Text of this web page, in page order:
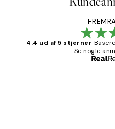
4.4 ud af 5 stjerner
Se nogle